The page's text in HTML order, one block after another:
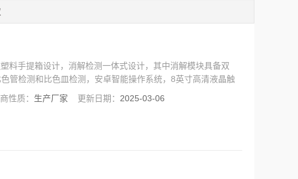
料手提箱设计，消解检测一体式设计，其中消解模块具备双
管检测和比色皿检测，安卓智能操作系统，8英寸高清液晶触
量锂电池，现场执法取证模块，便携多参数水质检测仪具有
*、操作简单等特点。
性质： 生产厂家 更新日期： 2025-03-06